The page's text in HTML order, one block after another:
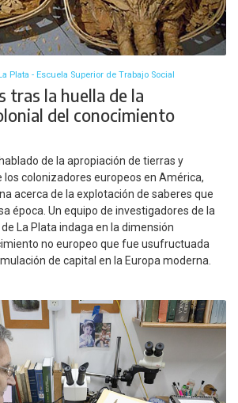
Plata - Escuela Superior de Trabajo Social
tras la huella de la
del conocimiento
de la apropiación de tierras y
colonizadores europeos en América,
acerca de la explotación de saberes que
época. Un equipo de investigadores de la
La Plata indaga en la dimensión
no europeo que fue usufructuada
de capital en la Europa moderna.